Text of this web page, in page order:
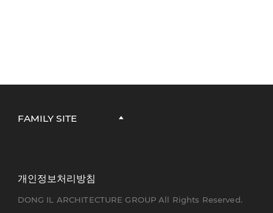
FAMILY SITE
개인정보처리방침
DONG IL ARCHITECTURE GROUP All Rights Reserved.